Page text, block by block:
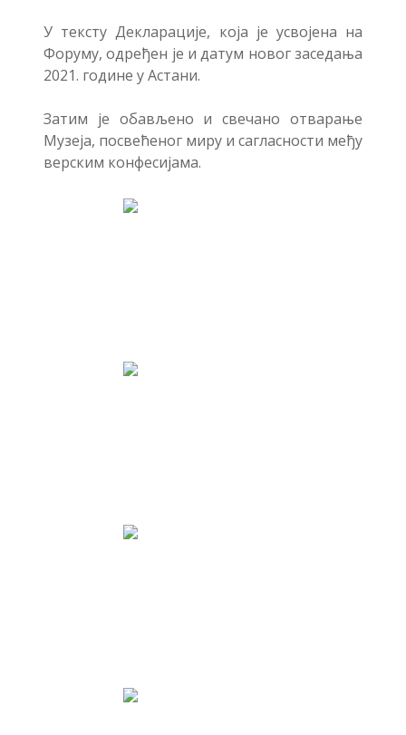
У тексту Декларације, која је усвојена на
Форуму, одређен је и датум новог заседања
2021. године у Астани.
Затим је обављено и свечано отварање
Музеја, посвећеног миру и сагласности међу
верским конфесијама.